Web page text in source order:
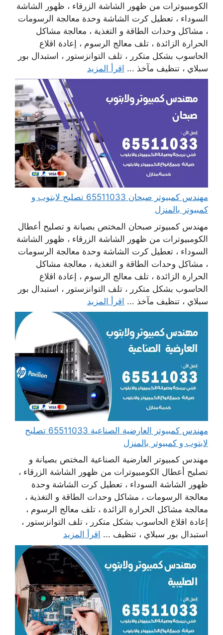
الكومبيوترات من ظهور الشاشة الزرقاء ، ظهور الشاشة
السوداء ، تعطيل كرت الشاشة وحدة معالجة الرسومات
، مشاكل وحدات الطاقة و التغذية ، معالجة مشاكل
الحرارة الزائدة ، تلف معالج الرسوم ، إعادة اقلاع
الحاسوب بشكل متكرر ، تلف التوانزستور ، استبدال بور
سبلاي ، تنظيف مآخذ ... اقرأ المزيد
مهندس كمبيوتر صبحان 65511033 تصليح لابتوب و
كمبيوتر بالمنزل
مهندس كمبيوتر صبحان المختص بصيانة و تصليح أعطال
الكومبيوترات من ظهور الشاشة الزرقاء ، ظهور الشاشة
السوداء ، تعطيل كرت الشاشة وحدة معالجة الرسومات
، مشاكل وحدات الطاقة و التغذية ، معالجة مشاكل
الحرارة الزائدة ، تلف معالج الرسوم ، إعادة اقلاع
الحاسوب بشكل متكرر ، تلف التوانزستور ، استبدال بور
سبلاي ، تنظيف مآخذ ... اقرأ المزيد
مهندس كمبيوتر العارضية الصناعية 65511033 تصليح
لابتوب و كمبيوتر بالمنزل
مهندس كمبيوتر العارضية الصناعية المختص بصيانة و
تصليح أعطال الكومبيوترات من ظهور الشاشة الزرقاء ،
ظهور الشاشة السوداء ، تعطيل كرت الشاشة وحدة
معالجة الرسومات ، مشاكل وحدات الطاقة و التغذية ،
معالجة مشاكل الحرارة الزائدة ، تلف معالج الرسوم ،
إعادة اقلاع الحاسوب بشكل متكرر ، تلف التوانزستور ،
استبدال بور سبلاي ، تنظيف ... اقرأ المزيد